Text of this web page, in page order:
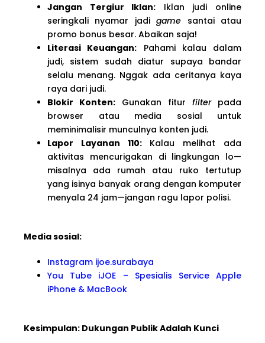
Jangan Tergiur Iklan: Iklan judi online
seringkali nyamar jadigame santai atau
promo bonus besar. Abaikan saja!
Literasi Keuangan: Pahami kalau dalam
judi, sistem sudah diatur supaya bandar
selalu menang. Nggak ada ceritanya kaya
raya dari judi.
Blokir Konten: Gunakan fitur filterpada
browser atau media sosial untuk
meminimalisir munculnya konten judi.
Lapor Layanan 110:Kalau melihat ada
aktivitas mencurigakan di lingkungan lo—
misalnya ada rumah atau ruko tertutup
yang isinya banyak orang dengan komputer
menyala 24 jam—jangan ragu lapor polisi.
Media sosial:
Instagram ijoe.surabaya
You Tube iJOE – Spesialis Service Apple
iPhone & MacBook
Kesimpulan: Dukungan Publik Adalah Kunci